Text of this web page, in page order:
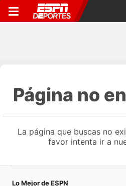
Página no
La página que buscas no
favor intenta ir a
Lo Mejor de ESPN